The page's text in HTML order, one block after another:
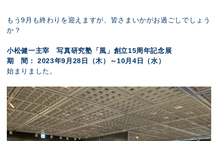
もう9月も終わりを迎えますが、皆さまいかがお過ごしでしょう
か？
小松健一主宰 写真研究塾「風」創立15周年記念展
期 間： 2023年9月28日（木）～10月4日（水）
始まりました。